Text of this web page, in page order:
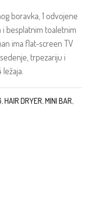
boravka, 1 odvojene
i besplatnim toaletnim
ima flat-screen TV
trpezariju i
,HAIR DRYER,MINI BAR,